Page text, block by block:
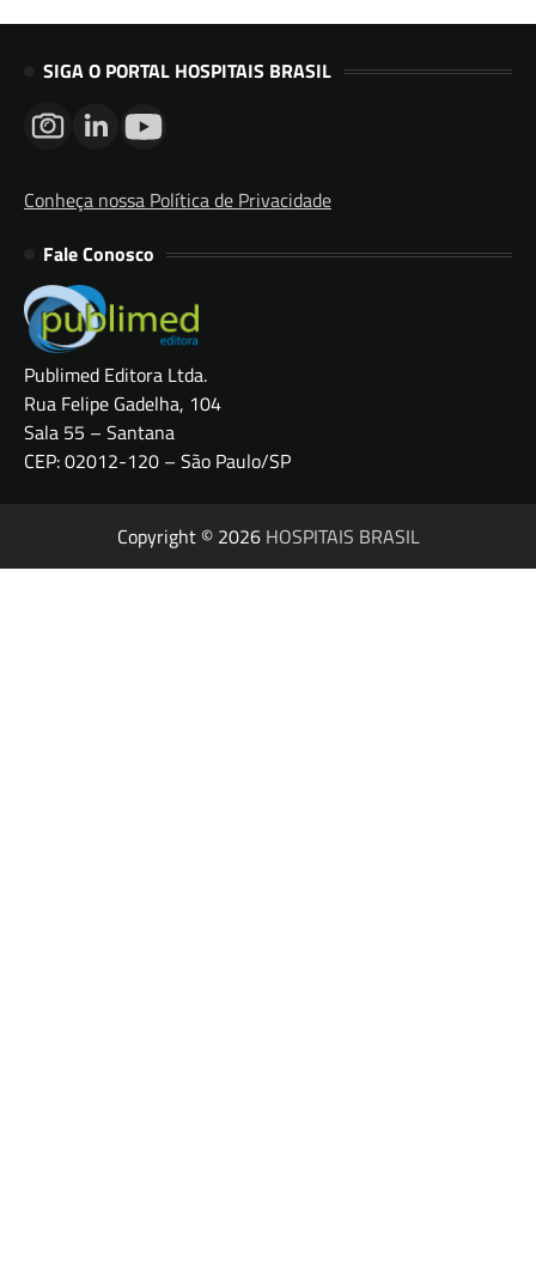
SIGA O PORTAL HOSPITAIS BRASIL
Conheça nossa Política de Privacidade
Fale Conosco
Publimed Editora Ltda.
Rua Felipe Gadelha, 104
Sala 55 – Santana
CEP: 02012-120 – São Paulo/SP
Copyright © 2026 HOSPITAIS BRASIL